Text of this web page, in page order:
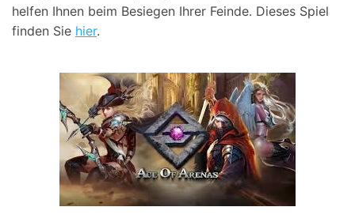
helfen Ihnen beim Besiegen Ihrer Feinde. Dieses Spiel
finden Sie hier.